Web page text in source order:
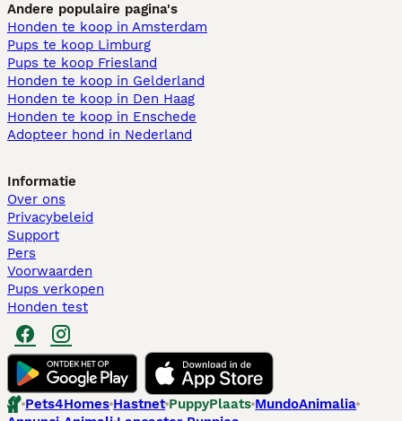
Andere populaire pagina's
Honden te koop in Amsterdam
Pups te koop Limburg​
Pups te koop Friesland​
Honden te koop in Gelderland
Honden te koop in Den Haag
Honden te koop in Enschede
Adopteer hond in Nederland
Informatie
Over ons
Privacybeleid
Support
Pers
Voorwaarden
Pups verkopen
Honden test
Pets4Homes Hastnet PuppyPlaats MundoAnimalia